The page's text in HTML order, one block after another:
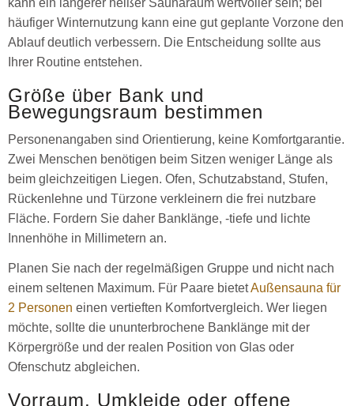
häufiger Winternutzung kann eine gut geplante Vorzone den
Ablauf deutlich verbessern. Die Entscheidung sollte aus
Ihrer Routine entstehen.
Größe über Bank und
Bewegungsraum bestimmen
Personenangaben sind Orientierung, keine Komfortgarantie.
Zwei Menschen benötigen beim Sitzen weniger Länge als
beim gleichzeitigen Liegen. Ofen, Schutzabstand, Stufen,
Rückenlehne und Türzone verkleinern die frei nutzbare
Fläche. Fordern Sie daher Banklänge, -tiefe und lichte
Innenhöhe in Millimetern an.
Planen Sie nach der regelmäßigen Gruppe und nicht nach
einem seltenen Maximum. Für Paare bietetAußensauna für
2 Personen einen vertieften Komfortvergleich. Wer liegen
möchte, sollte die ununterbrochene Banklänge mit der
Körpergröße und der realen Position von Glas oder
Ofenschutz abgleichen.
Vorraum, Umkleide oder offene